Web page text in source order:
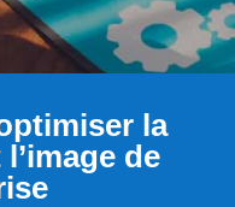
la
de